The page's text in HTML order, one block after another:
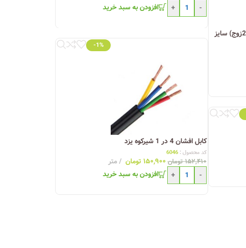
-
+ افزودن به سبد خرید
کابل خراسان افشارنژاد مخابراتی هوایی (2زوج) سایز
-1%
کابل افشان 4 در 1 شیرکوه یزد
کد محصول :6046
۱۵۲,۴۱۰ تومان ۱۵۰,۹۰۰ تومان
متر
-
+ افزودن به سبد خرید